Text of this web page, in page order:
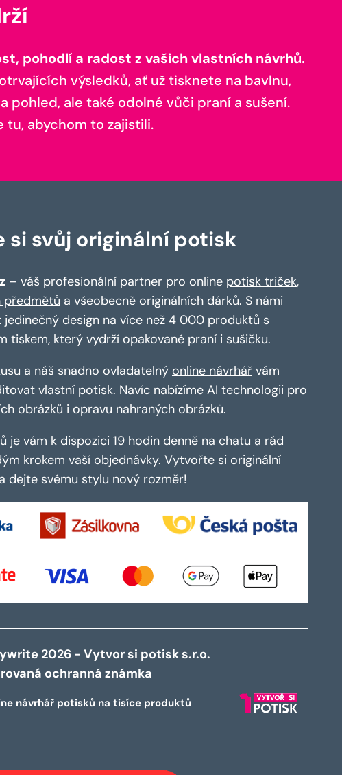
pohodlí a radost z vašich vlastních návrhů.
výsledků, ať už tisknete na bavlnu,
pohled, ale také odolné vůči praní a sušení.
tu, abychom to zajistili.
si svůj originální potisk
– váš profesionální partner pro online potisk triček,
předmětů a všeobecně originálních dárků. S námi
jedinečný design na více než 4 000 produktů s
tiskem, který vydrží opakované praní i sušičku.
a náš snadno ovladatelný online návrhář vám
vlastní potisk. Navíc nabízíme AI technologii pro
obrázků i opravu nahraných obrázků.
je vám k dispozici 19 hodin denně na chatu a rád
krokem vaší objednávky. Vytvořte si originální
dejte svému stylu nový rozměr!
2026 - Vytvor si potisk s.r.o.
ochranná známka
návrhář potisků na tisíce produktů